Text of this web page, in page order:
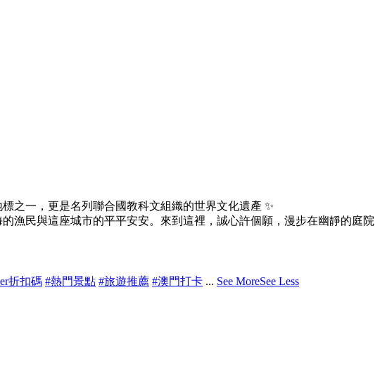
之一，更是名列聯合國教科文組織的世界文化遺產 ✨
漁民與這座城市的平平安安。來到這裡，誠心許個願，漫步在幽靜的庭院
折扣碼 #熱門景點 #旅遊推薦 #澳門打卡 ... See MoreSee Less